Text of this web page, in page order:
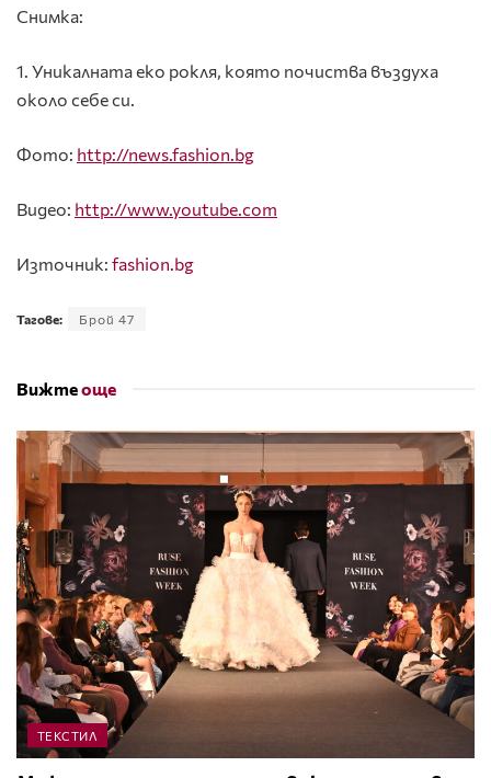
Снимка:
1. Уникалната еко рокля, която почиства въздуха
около себе си.
Фото: http://news.fashion.bg
Видео: http://www.youtube.com
Източник: fashion.bg
Тагове: Брой 47
Вижтеоще
ТЕКСТИЛ